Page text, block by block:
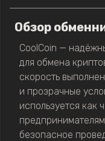
Обзор
CoolCoin —
для обмена
скорость
и прозрачные
используется как
безопасное